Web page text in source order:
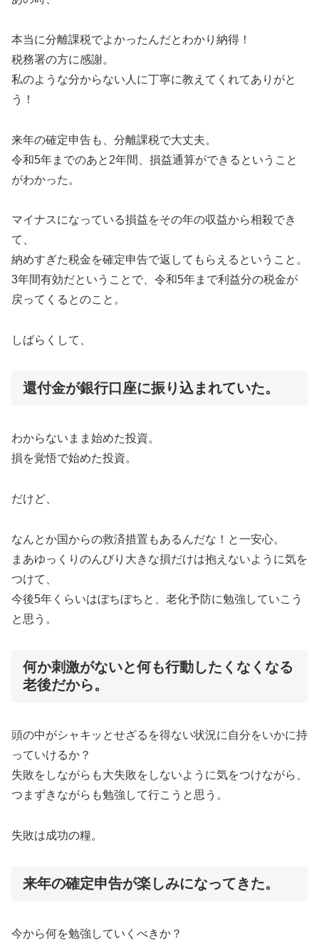
本当に分離課税でよかったんだとわかり納得！
税務署の方に感謝。
私のような分からない人に丁寧に教えてくれてありがと
う！
来年の確定申告も、分離課税で大丈夫。
令和5年までのあと2年間、損益通算ができるということ
がわかった。
マイナスになっている損益をその年の収益から相殺でき
て、
納めすぎた税金を確定申告で返してもらえるということ。
3年間有効だということで、令和5年まで利益分の税金が
戻ってくるとのこと。
しばらくして、
還付金が銀行口座に振り込まれていた。
わからないまま始めた投資。
損を覚悟で始めた投資。
だけど、
なんとか国からの救済措置もあるんだな！と一安心。
まあゆっくりのんびり大きな損だけは抱えないように気を
つけて、
今後5年くらいはぼちぼちと、老化予防に勉強していこう
と思う。
何か刺激がないと何も行動したくなくなる
老後だから。
頭の中がシャキッとせざるを得ない状況に自分をいかに持
っていけるか？
失敗をしながらも大失敗をしないように気をつけながら、
つまずきながらも勉強して行こうと思う。
失敗は成功の糧。
来年の確定申告が楽しみになってきた。
今から何を勉強していくべきか？